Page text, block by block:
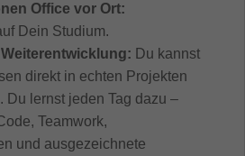
Office vor Ort:
Dein Studium.
Du kannst
direkt in echten Projekten
Du lernst jeden Tag dazu –
Teamwork,
und ausgezeichnete